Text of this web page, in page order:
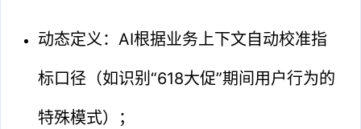
动态定义：AI根据业务上下文自动校准指
标口径（如识别“618大促”期间用户行为的
特殊模式）；